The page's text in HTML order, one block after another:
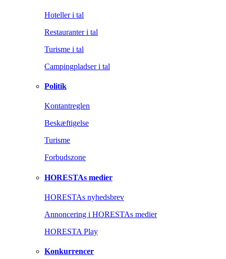
Hoteller i tal
Restauranter i tal
Turisme i tal
Campingpladser i tal
Politik
Kontantreglen
Beskæftigelse
Turisme
Forbudszone
HORESTAs medier
HORESTAs nyhedsbrev
Annoncering i HORESTAs medier
HORESTA Play
Konkurrencer